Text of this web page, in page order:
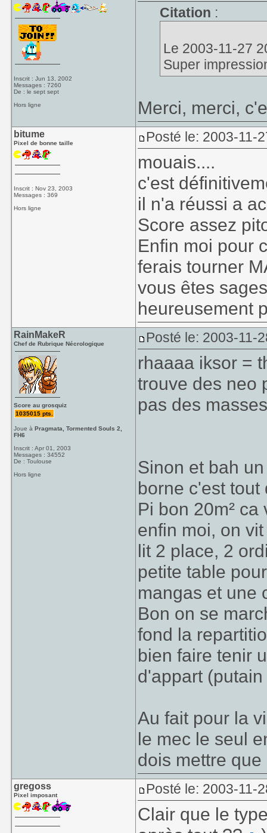
Inscrit : Jun 13, 2002
Messages : 7260
De : le sept sept
Hors ligne
Citation :
Le 2003-11-27
Super
Merci, merci,
bitume
Pixel de bonne taille
Inscrit : Nov 23, 2003
Messages : 369
Hors ligne
Posté le: 2003-11-
mouais....
c'est
il n'a réussi a
Score assez
Enfin moi pour
ferais tourner
vous êtes
heureusement
RainMakeR
Chef de Rubrique Nécrologique
Score au grosquiz
1035015 pts.
Joue àPragmata, Tormented Souls 2,
FH6
Inscrit : Apr 01, 2003
Messages : 34552
De : Toulouse
Hors ligne
Posté le: 2003-11-
rhaaaa iksor =
trouve des neo
pas des
Sinon et bah
borne c'est
Pi bon 20m²
enfin moi, on
lit 2 place, 2
petite table
mangas et une
Bon on se
fond la
bien faire tenir
d'appart
Au fait pour la
le mec le seul
dois mettre
gregoss
Pixel imposant Posté le: 2003-11-
Clair que le